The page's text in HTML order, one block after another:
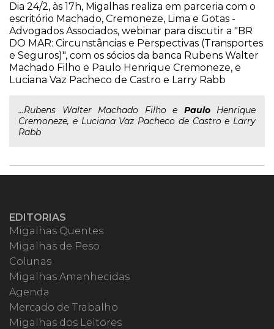
Dia 24/2, às 17h, Migalhas realiza em parceria com o
escritório Machado, Cremoneze, Lima e Gotas -
Advogados Associados, webinar para discutir a "BR
DO MAR: Circunstâncias e Perspectivas (Transportes
e Seguros)", com os sócios da banca Rubens Walter
Machado Filho e Paulo Henrique Cremoneze, e
Luciana Vaz Pacheco de Castro e Larry Rabb
...Rubens Walter Machado Filho e PauloHenrique
Cremoneze, e Luciana Vaz Pacheco de Castro e Larry
Rabb
EDITORIAS
Migalhas Quentes
Migalhas de Peso
Colunas
Migalhas Amanhecidas
Agenda
Mercado de Trabalho
Migalhas dos Leitores